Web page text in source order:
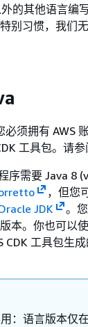
的其他语言编
别习惯，我们
必须拥有 AWS
工具包。请参
序需要 Java 8
，但您
JDK 。
本。你也可以
CDK 工具包生
：语言版本仅